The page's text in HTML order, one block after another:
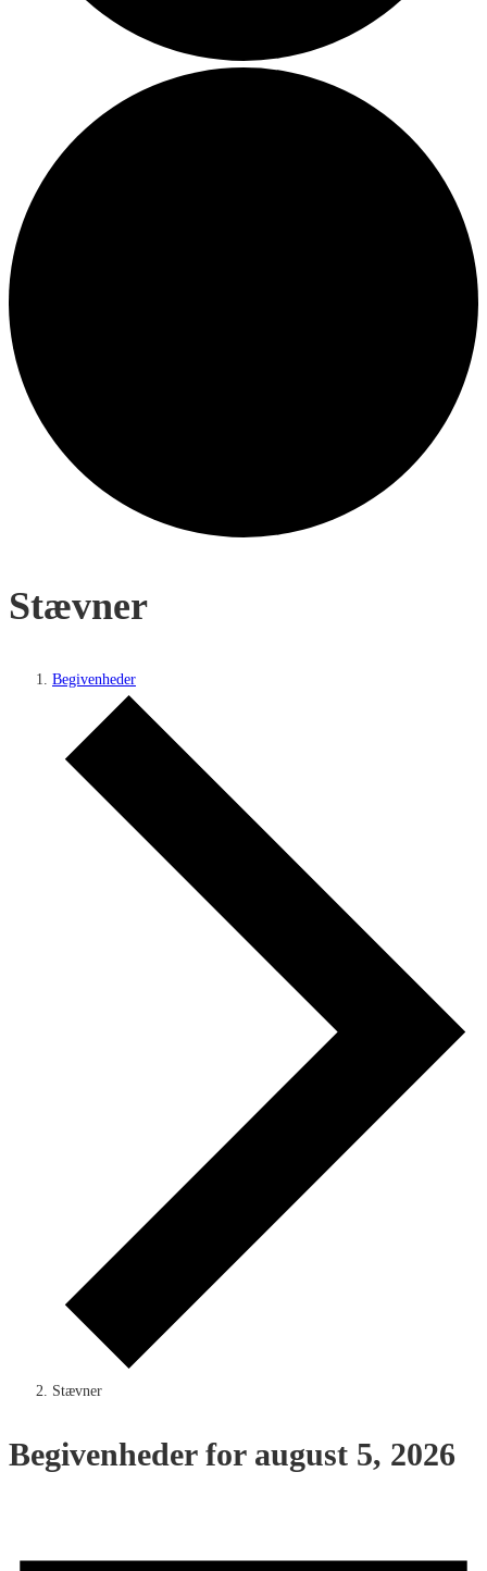
Stævner
Begivenheder
Stævner
Begivenheder for august 5, 2026